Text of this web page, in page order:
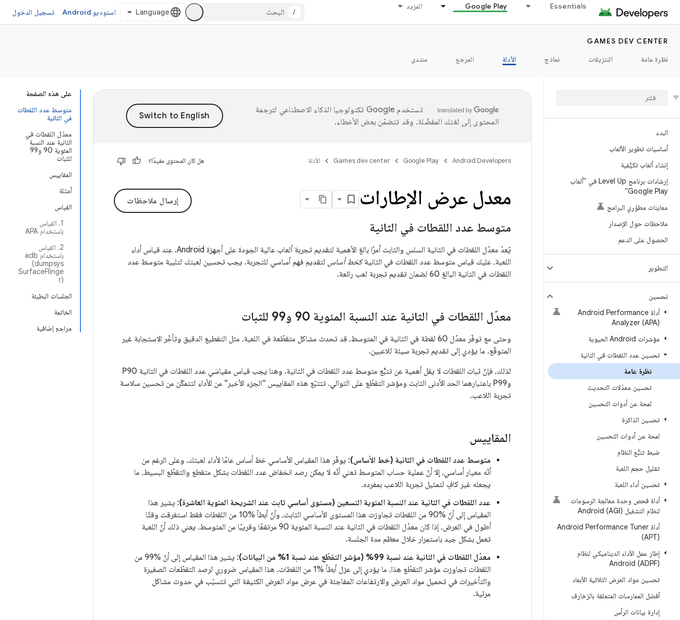
Essentials
Google Play المزيد
/ استوديو Android تسجيل الدخول
GAMES DEV CENTER
نظرة عامة
التنزيلات نماذج الأدلة المرجع منتدى
البدء
أساسيات تطوير الألعاب
إنشاء ألعاب تكيُّفية
إرشادات برنامج Level Up في "ألعاب
Google Play"
معاينات مطوّري البرامج
ملاحظات حول الإصدار
الحصول على الدعم
التطوير
تحسين
أداة Android Performance
Analyzer (APA)
مؤشرات Android الحيوية
تحسين عدد اللقطات في الثانية
نظرة عامة
تحسين معدّلات التحديث
لمحة عن أدوات التحسين
تحسين الذاكرة
لمحة عن أدوات التحسين
ضبط تتبُّع النظام
تقليل حجم اللعبة
تحسين أداء اللعبة
أداة فحص وحدة معالجة الرسومات
لنظام التشغيل Android (AGI)
أداة Android Performance Tuner
(APT)
إطار عمل الأداء الديناميكي لنظام
Android (ADPF)
تحسين مواد العرض الثلاثية الأبعاد
أفضل الممارسات المتعلقة بالزخارف
إدارة بيانات الرأس
على هذه الصفحة
متوسط عدد اللقطات
في الثانية
معدّل اللقطات في
الثانية عند النسبة
المئوية 90 و99
للثبات
المقاييس
أمثلة
القياس
1. القياس
باستخدام APA
2. القياس
باستخدام adb
(dumpsys
SurfaceFlinge
r)
الجلسات البطيئة
الخاتمة
مراجع إضافية
تستخدم Google تكنولوجيا الذكاء الاصطناعي لترجمة
المحتوى إلى لغتك المفضّلة، وقد تتضمّن بعض الأخطاء.
Android Developers
Google Play
Games dev center الأدلة هل كان المحتوى مفيدًا؟
إرسال ملاحظات معدل عرض الإطارات
متوسط عدد اللقطات في الثانية
يُعدّ معدّل اللقطات في الثانية السلس والثابت أمرًا بالغ الأهمية لتقديم تجربة ألعاب عالية الجودة على أجهزة Android. عند قياس أداء
اللعبة، عليك قياس متوسط عدد اللقطات في الثانيةكخط أساس لتقديم فهم أساسي للتجربة. يجب تحسين لعبتك لتلبية متوسط عدد
اللقطات في الثانية البالغ 60 لضمان تقديم تجربة لعب رائعة.
معدّل اللقطات في الثانية عند النسبة المئوية 90 و99 للثبات
وحتى مع توفّر معدّل 60 لقطة في الثانية في المتوسط، قد تحدث مشاكل متقطّعة في اللعبة، مثل التقطيع الدقيق وتأخّر الاستجابة غير
المتوقّع، ما يؤدي إلى تقديم تجربة سيئة للاعبين.
لذلك، فإنّ ثبات اللقطات لا يقل أهمية عن تتبُّع متوسط عدد اللقطات في الثانية. وهنا يجب قياس مقياسَي عدد اللقطات في الثانية P90
وP99 باعتبارهما الحد الأدنى الثابت ومؤشر التقطّع على التوالي. تتتبّع هذه المقاييس "الجزء الأخير" من الأداء لتتمكّن من تحسين سلاسة
تجربة اللاعب.
المقاييس
متوسط عدد اللقطات في الثانية (خط الأساس): يوفّر هذا المقياس الأساسي خط أساس عامًا لأداء لعبتك. وعلى الرغم من
أنّه معيار أساسي، إلا أنّ عملية حساب المتوسط تعني أنّه لا يمكن رصد انخفاض عدد اللقطات بشكل متقطع والتقطّع البسيط، ما
يجعله غير كافٍ لتمثيل تجربة اللاعب بمفرده.
عدد اللقطات في الثانية عند النسبة المئوية التسعين (مستوى أساسي ثابت عند الشريحة المئوية العاشرة): يشير هذا
المقياس إلى أنّ ‎90% من اللقطات تجاوزت هذا المستوى الأساسي الثابت، وأنّ أبطأ ‎10% من اللقطات فقط استغرقت وقتًا
أطول في العرض. إذا كان معدّل اللقطات في الثانية عند النسبة المئوية 90 مرتفعًا وقريبًا من المتوسط، يعني ذلك أنّ اللعبة
تعمل بشكل جيد باستمرار خلال معظم مدة الجلسة.
معدّل اللقطات في الثانية عند نسبة 99% (مؤشر التقطّع عند نسبة 1% من البيانات)
: يشير هذا المقياس إلى أنّ %99 من
اللقطات تجاوزت مؤشر التقطّع هذا، ما يؤدي إلى عزل أبطأ %1 من اللقطات. هذا المقياس ضروري لرصد التقطّعات الصغيرة
والتأخيرات في تحميل مواد العرض والارتفاعات المفاجئة في عرض مواد العرض الكثيفة التي تتسبّب في حدوث مشاكل
مرئية.